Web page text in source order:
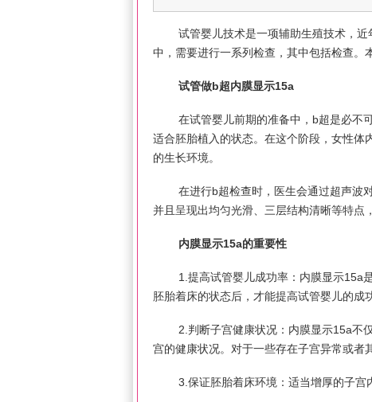
试管婴儿技术是一项辅助生殖技术，
中，需要进行一系列检查，其中包括检查。
试管做b超内膜显示15a
在试管婴儿前期的准备中，b超是必不
适合胚胎植入的状态。在这个阶段，女性体
的生长环境。
在进行b超检查时，医生会通过超声波
并且呈现出均匀光滑、三层结构清晰等特点
内膜显示15a的重要性
1.提高试管婴儿成功率：内膜显示15a
胚胎着床的状态后，才能提高试管婴儿的成
2.判断子宫健康状况：内膜显示15a不
宫的健康状况。对于一些存在子宫异常或者
3.保证胚胎着床环境：适当增厚的子宫